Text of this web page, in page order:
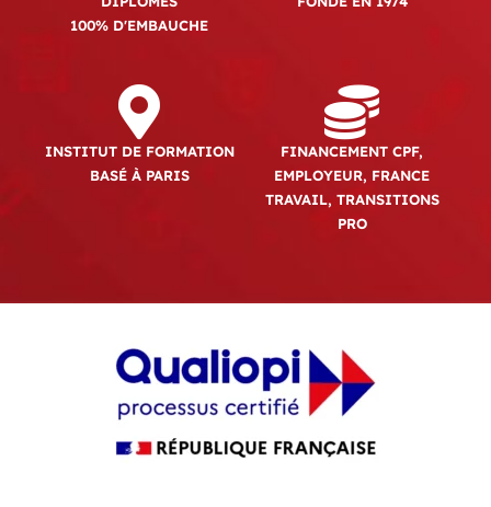
100% D'EMBAUCHE
INSTITUT DE FORMATION
BASÉ À PARIS
FINANCEMENT CPF,
EMPLOYEUR, FRANCE
TRAVAIL, TRANSITIONS
PRO